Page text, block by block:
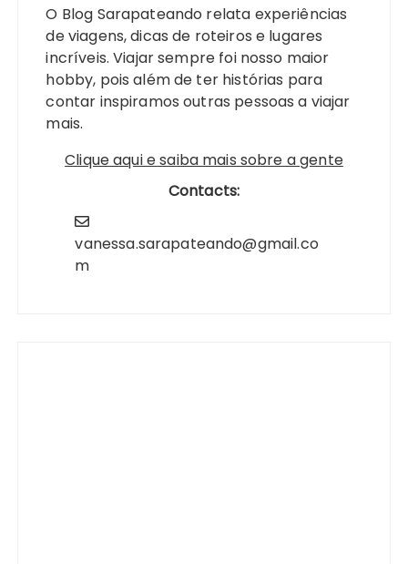
O Blog Sarapateando relata experiências
de viagens, dicas de roteiros e lugares
incríveis. Viajar sempre foi nosso maior
hobby, pois além de ter histórias para
contar inspiramos outras pessoas a viajar
mais.
Clique aqui e saiba mais sobre a gente
Contacts:
vanessa.sarapateando@gmail.co
m